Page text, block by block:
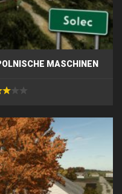
MASCHINEN